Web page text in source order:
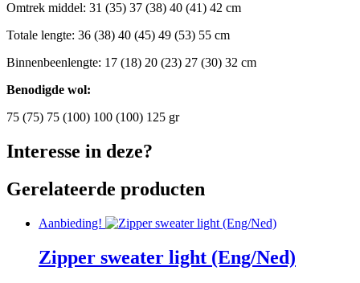
Omtrek middel: 31 (35) 37 (38) 40 (41) 42 cm
Totale lengte: 36 (38) 40 (45) 49 (53) 55 cm
Binnenbeenlengte: 17 (18) 20 (23) 27 (30) 32 cm
Benodigde wol:
75 (75) 75 (100) 100 (100) 125 gr
Interesse in deze?
Gerelateerde producten
Aanbieding!
Zipper sweater light (Eng/Ned)